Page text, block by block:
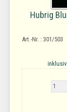
Hubrig
Art.-Nr. : 301/503